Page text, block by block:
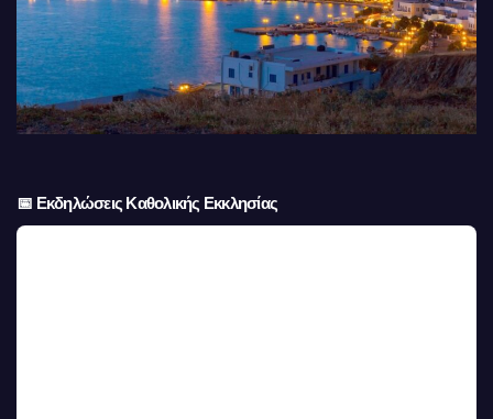
📅 Εκδηλώσεις Καθολικής Εκκλησίας